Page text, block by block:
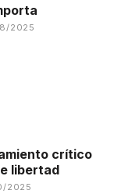
2025
crítico
libertad
2025